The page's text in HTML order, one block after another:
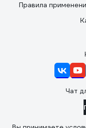
Правила
Чат